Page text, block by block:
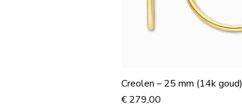
Creolen – 25 mm (14k goud)
Prijs
€ 279,00